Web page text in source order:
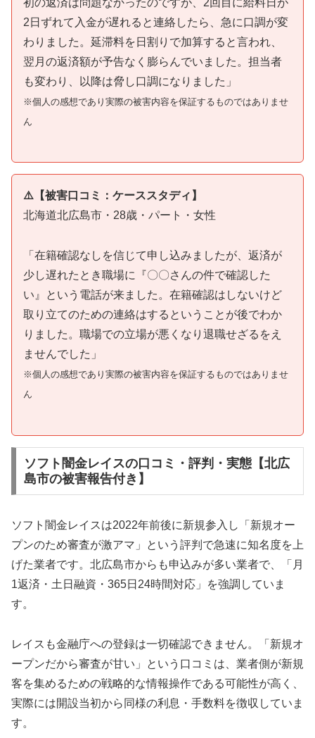
2日ずれて入金が遅れると連絡したら、急に口調が変
わりました。延滞料を日割りで加算すると言われ、
翌月の返済額が予告なく膨らんでいました。担当者
も変わり、以降は脅し口調になりました」
※個人の感想であり実際の被害内容を保証するものではありませ
ん
⚠️【被害口コミ：ケーススタディ】
北海道北広島市・28歳・パート・女性
「在籍確認なしを信じて申し込みましたが、返済が
少し遅れたとき職場に『〇〇さんの件で確認した
い』という電話が来ました。在籍確認はしないけど
取り立てのための連絡はするということが後でわか
りました。職場での立場が悪くなり退職せざるをえ
ませんでした」
※個人の感想であり実際の被害内容を保証するものではありませ
ん
ソフト闇金レイスの口コミ・評判・実態【北広
島市の被害報告付き】
ソフト闇金レイスは2022年前後に新規参入し「新規オー
プンのため審査が激アマ」という評判で急速に知名度を上
げた業者です。北広島市からも申込みが多い業者で、「月
1返済・土日融資・365日24時間対応」を強調していま
す。
レイスも金融庁への登録は一切確認できません。「新規オ
ープンだから審査が甘い」という口コミは、業者側が新規
客を集めるための戦略的な情報操作である可能性が高く、
実際には開設当初から同様の利息・手数料を徴収していま
す。